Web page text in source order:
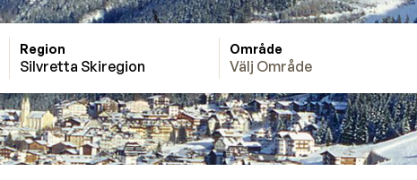
Region
Silvretta Skiregion
Område
Välj Område